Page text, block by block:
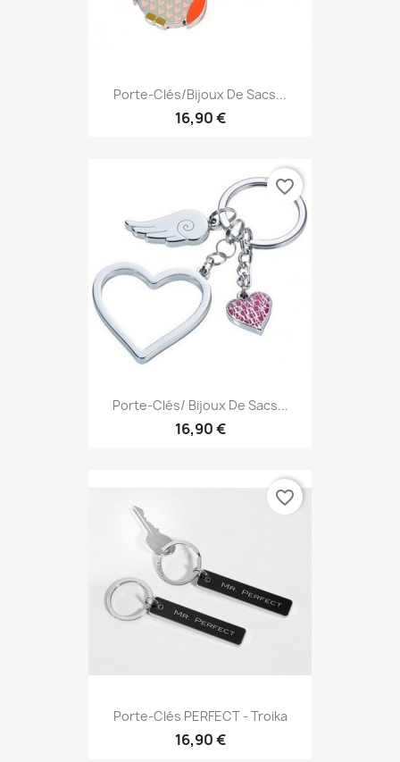
Porte-Clés/Bijoux De Sacs...
16,90 €
Porte-Clés/ Bijoux De Sacs...
16,90 €
favorite_border
Porte-Clés PERFECT - Troika
16,90 €
favorite_border